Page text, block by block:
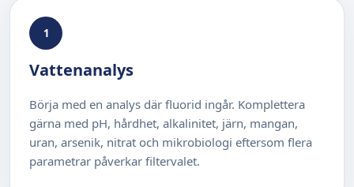
1
Vattenanalys
Börja med en analys där fluorid ingår. Komplettera
gärna med pH, hårdhet, alkalinitet, järn, mangan,
uran, arsenik, nitrat och mikrobiologi eftersom flera
parametrar påverkar filtervalet.